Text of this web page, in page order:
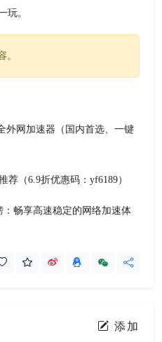
玩。
。
外网加速器（国内首选、一键
荐（6.9折优惠码：yf6189）
：畅享高速稳定的网络加速体
添加